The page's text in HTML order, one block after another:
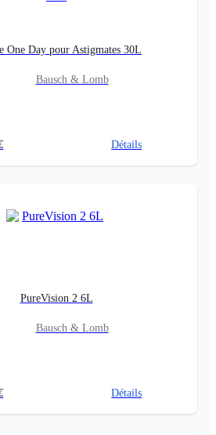
One Day pour Astigmates 30L
Bausch & Lomb
Détails
PureVision 2 6L
Bausch & Lomb
Détails